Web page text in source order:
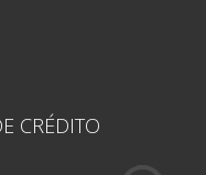
CRÉDITO